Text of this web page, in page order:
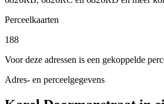
Perceelkaarten
188
Voor deze adressen is een gekoppelde
Adres- en perceelgegevens